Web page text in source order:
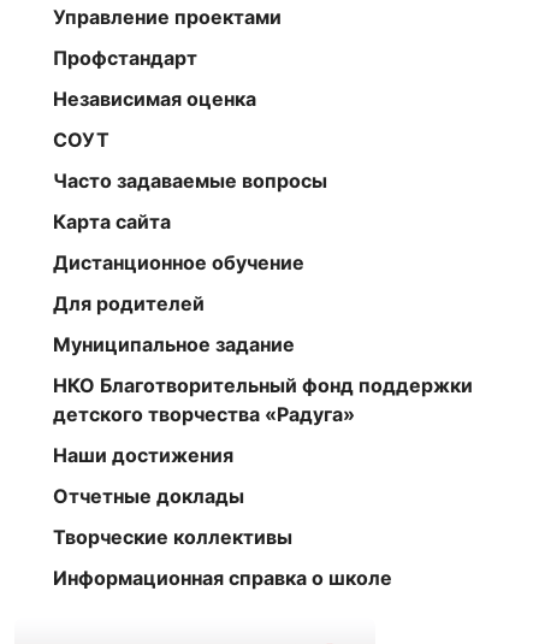
Управление проектами
Профстандарт
Независимая оценка
СОУТ
Часто задаваемые вопросы
Карта сайта
Дистанционное обучение
Для родителей
Муниципальное задание
НКО Благотворительный фонд поддержки
детского творчества «Радуга»
Наши достижения
Отчетные доклады
Творческие коллективы
Информационная справка о школе